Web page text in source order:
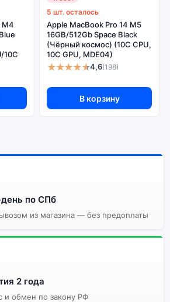
M4
10C
5 шт. осталось
Apple MacBook Pro 14 M5
16GB/512Gb Space Black
(Чёрный космос) (10C CPU,
10C GPU, MDE04)
★★★★★4,6(198)
В корзину
по СПб
из магазина — без предоплаты
2 года
и обмен по закону РФ